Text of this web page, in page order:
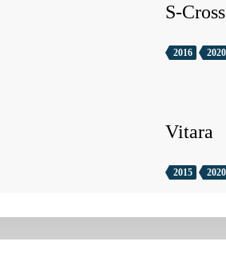
S-Cross
2016 2020
Vitara
2015 2020